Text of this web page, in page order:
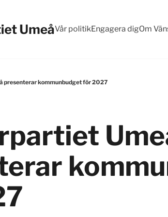
UmeåVår politikEngagera digOm
presenterar kommunbudget för 2027